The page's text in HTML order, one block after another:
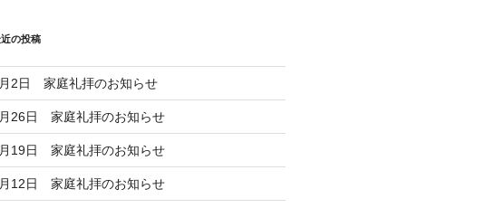
の投稿
2日 家庭礼拝のお知らせ
26日 家庭礼拝のお知らせ
19日 家庭礼拝のお知らせ
12日 家庭礼拝のお知らせ